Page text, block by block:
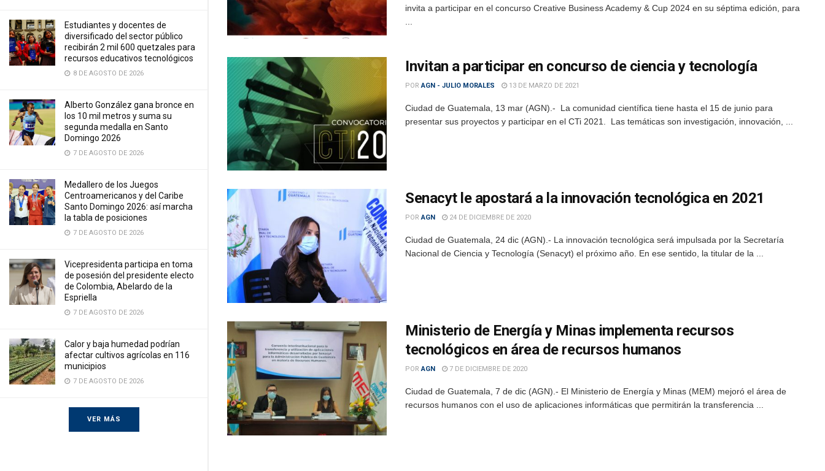
Estudiantes y docentes de
diversificado del sector público
recibirán 2 mil 600 quetzales para
recursos educativos tecnológicos
8 DE AGOSTO DE 2026
Alberto González gana bronce en
los 10 mil metros y suma su
segunda medalla en Santo
Domingo 2026
7 DE AGOSTO DE 2026
Medallero de los Juegos
Centroamericanos y del Caribe
Santo Domingo 2026: así marcha
la tabla de posiciones
7 DE AGOSTO DE 2026
Vicepresidenta participa en toma
de posesión del presidente electo
de Colombia, Abelardo de la
Espriella
7 DE AGOSTO DE 2026
Calor y baja humedad podrían
afectar cultivos agrícolas en 116
municipios
7 DE AGOSTO DE 2026
VER MÁS
invita a participar en el concurso Creative Business Academy & Cup 2024 en su séptima edición, para
Invitan a participar en concurso de ciencia y tecnología
POR AGN - JULIO MORALES 13 DE MARZO DE 2021
Ciudad de Guatemala, 13 mar (AGN).- La comunidad científica tiene hasta el 15 de junio para
presentar sus proyectos y participar en el CTi 2021. Las temáticas son investigación, innovación, ...
Senacyt le apostará a la innovación tecnológica en 2021
POR AGN 24 DE DICIEMBRE DE 2020
Ciudad de Guatemala, 24 dic (AGN).- La innovación tecnológica será impulsada por la Secretaría
Nacional de Ciencia y Tecnología (Senacyt) el próximo año. En ese sentido, la titular de la ...
Ministerio de Energía y Minas implementa recursos
tecnológicos en área de recursos humanos
POR AGN 7 DE DICIEMBRE DE 2020
Ciudad de Guatemala, 7 de dic (AGN).- El Ministerio de Energía y Minas (MEM) mejoró el área de
recursos humanos con el uso de aplicaciones informáticas que permitirán la transferencia ...